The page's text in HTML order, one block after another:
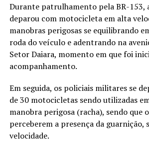
Durante patrulhamento pela BR-153,
deparou com motocicleta em alta
manobras perigosas se equilibrando
roda do veículo e adentrando na
Setor Daiara, momento em que foi
acompanhamento.
Em seguida, os policiais militares se
de 30 motocicletas sendo utilizadas
manobra perigosa (racha), sendo que
perceberem a presença da guarnição,
velocidade.